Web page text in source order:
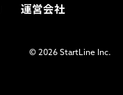
運営会社
© 2026 StartLine Inc.